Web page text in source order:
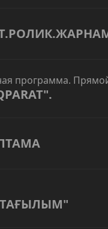
программа.